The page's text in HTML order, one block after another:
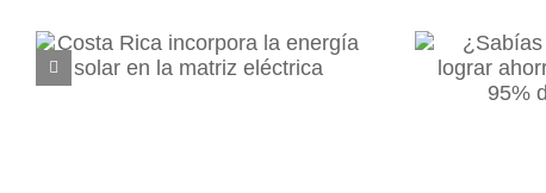
la energía solar en la
matriz eléctrica
por
de